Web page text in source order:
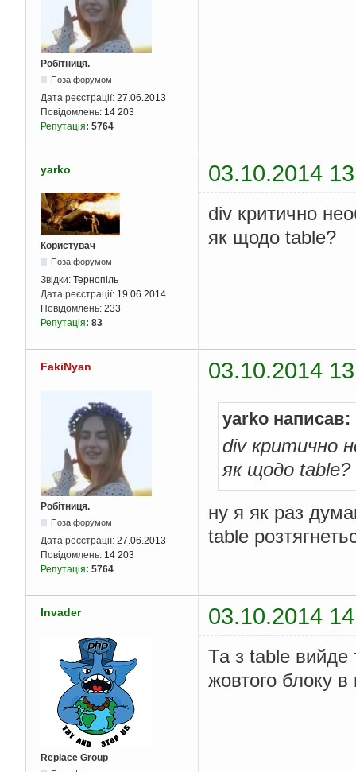
Робітниця.
Поза форумом
Дата реєстрації: 27.06.2013
Повідомлень: 14 203
Репутація: 5764
yarko 03.10.2014
Користувач
Поза форумом
Звідки: Тернопіль
Дата реєстрації: 19.06.2014
Повідомлень: 233
Репутація: 83
div критично
як щодо table?
FakiNyan 03.10.2014
Робітниця.
Поза форумом
Дата реєстрації: 27.06.2013
Повідомлень: 14 203
Репутація: 5764
yarko написав:
div критично
як щодо table?
ну я як раз
table
Invader 03.10.2014
Replace Group
Та з table
жовтого блоку в